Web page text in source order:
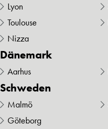
Lyon
Toulouse
Nizza
Dänemark
Aarhus
Schweden
Malmö
Göteborg